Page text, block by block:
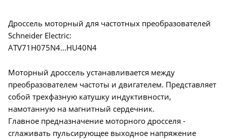
Дроссель моторный для частотных преобразователей
Schneider Electric:
ATV71H075N4...HU40N4
Моторный дроссель устанавливается между
преобразователем частоты и двигателем. Представляет
собой трехфазную катушку индуктивности,
намотанную на магнитный сердечник.
Главное предназначение моторного дросселя -
сглаживать пульсирующее выходное напряжение